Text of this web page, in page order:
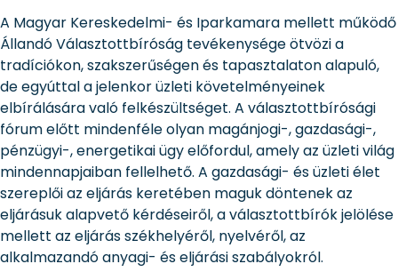
A Magyar Kereskedelmi- és Iparkamara mellett működő
Állandó Választottbíróság tevékenysége ötvözi a
tradíciókon, szakszerűségen és tapasztalaton alapuló,
de egyúttal a jelenkor üzleti követelményeinek
elbírálására való felkészültséget. A választottbírósági
fórum előtt mindenféle olyan magánjogi-, gazdasági-,
pénzügyi-, energetikai ügy előfordul, amely az üzleti világ
mindennapjaiban fellelhető. A gazdasági- és üzleti élet
szereplői az eljárás keretében maguk döntenek az
eljárásuk alapvető kérdéseiről, a választottbírók jelölése
mellett az eljárás székhelyéről, nyelvéről, az
alkalmazandó anyagi- és eljárási szabályokról.